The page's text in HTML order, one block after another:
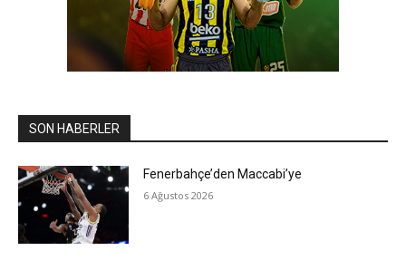
SON HABERLER
Fenerbahçe’den Maccabi’ye
6 Ağustos 2026